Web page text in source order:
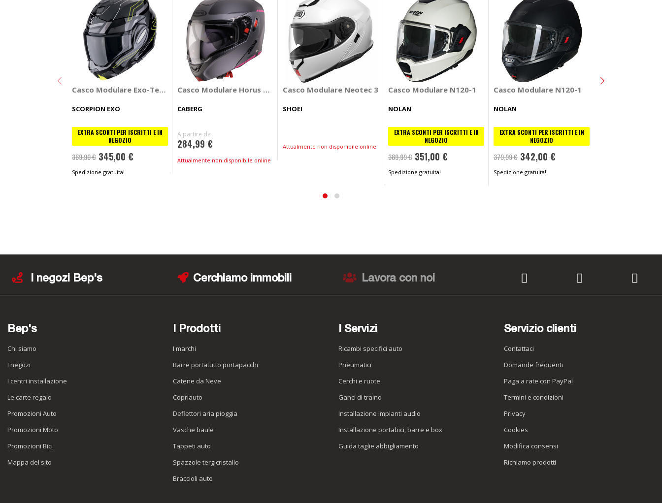
Casco Modulare Exo-Tech EVO Conquer
SCORPION EXO
EXTRA SCONTI PER ISCRITTI E IN
NEGOZIO
369,90 € 345,00 €
Spedizione gratuita!
Casco Modulare Horus X Ray
CABERG
A partire da
284,99 €
Attualmente non disponibile online
Casco Modulare Neotec 3
SHOEI
Attualmente non disponibile online
Casco Modulare N120-1
NOLAN
EXTRA SCONTI PER ISCRITTI E IN
NEGOZIO
389,99 € 351,00 €
Spedizione gratuita!
Casco Modulare N120-1
NOLAN
EXTRA SCONTI PER ISCRITTI E IN
NEGOZIO
379,99 € 342,00 €
Spedizione gratuita!
I negozi Bep's Cerchiamo immobili Lavora con noi
Bep's
Chi siamo
I negozi
I centri installazione
Le carte regalo
Promozioni Auto
Promozioni Moto
Promozioni Bici
Mappa del sito
I Prodotti
I marchi
Barre portatutto portapacchi
Catene da Neve
Copriauto
Deflettori aria pioggia
Vasche baule
Tappeti auto
Spazzole tergicristallo
Braccioli auto
I Servizi
Ricambi specifici auto
Pneumatici
Cerchi e ruote
Ganci di traino
Installazione impianti audio
Installazione portabici, barre e box
Guida taglie abbigliamento
Servizio clienti
Contattaci
Domande frequenti
Paga a rate con PayPal
Termini e condizioni
Privacy
Cookies
Modifica consensi
Richiamo prodotti